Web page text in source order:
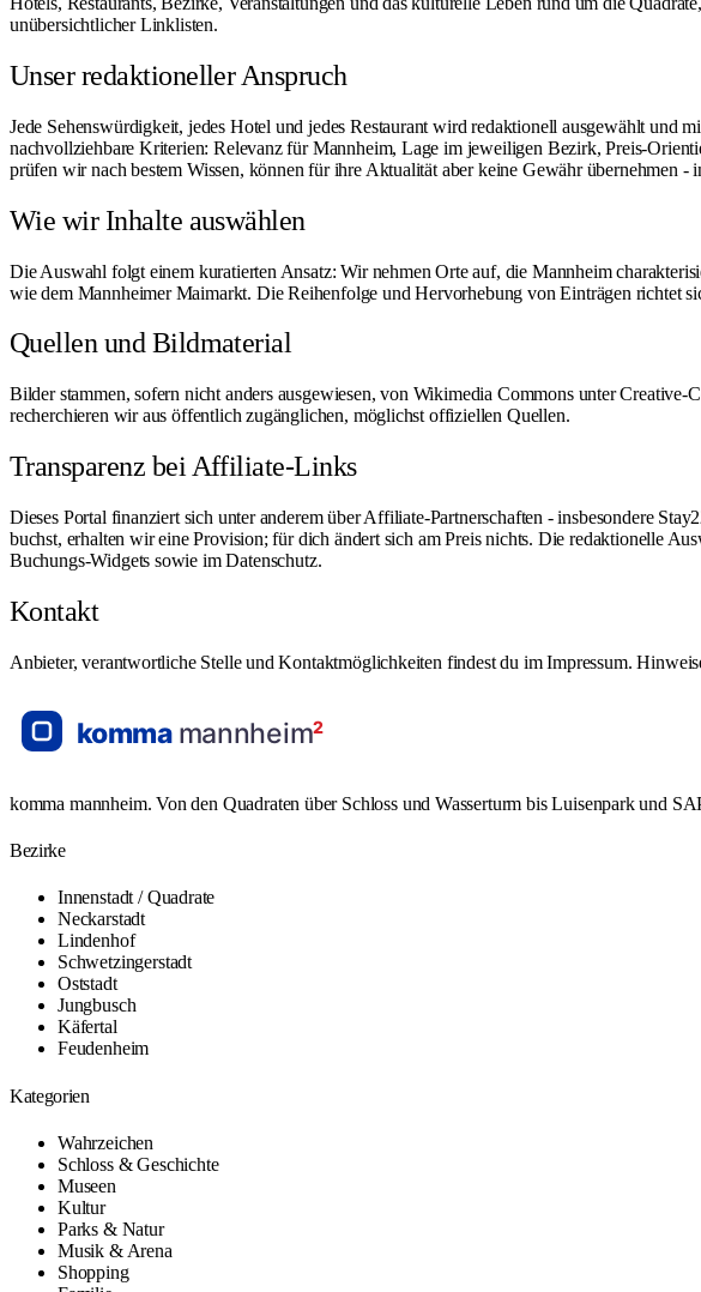
unübersichtlicher Linklisten.
Unser redaktioneller Anspruch
Jede Sehenswürdigkeit, jedes Hotel und jedes Restaurant wird redaktionell ausgewählt und
nachvollziehbare Kriterien: Relevanz für Mannheim, Lage im jeweiligen Bezirk, Preis-
prüfen wir nach bestem Wissen, können für ihre Aktualität aber keine Gewähr übernehmen
Wie wir Inhalte auswählen
Die Auswahl folgt einem kuratierten Ansatz: Wir nehmen Orte auf, die Mannheim
wie dem Mannheimer Maimarkt. Die Reihenfolge und Hervorhebung von Einträgen richtet
Quellen und Bildmaterial
Bilder stammen, sofern nicht anders ausgewiesen, von Wikimedia Commons unter
recherchieren wir aus öffentlich zugänglichen, möglichst offiziellen Quellen.
Transparenz bei Affiliate-Links
Dieses Portal finanziert sich unter anderem über Affiliate-Partnerschaften - insbesondere
buchst, erhalten wir eine Provision; für dich ändert sich am Preis nichts. Die redaktionelle
Buchungs-Widgets sowie imDatenschutz.
Kontakt
Anbieter, verantwortliche Stelle und Kontaktmöglichkeiten findest du imImpressum.
komma mannheim. Von den Quadraten über Schloss und Wasserturm bis Luisenpark und
Bezirke
Innenstadt / Quadrate
Neckarstadt
Lindenhof
Schwetzingerstadt
Oststadt
Jungbusch
Käfertal
Feudenheim
Kategorien
Wahrzeichen
Schloss & Geschichte
Museen
Kultur
Parks & Natur
Musik & Arena
Shopping